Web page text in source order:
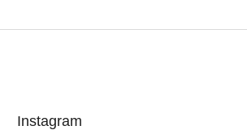
Instagram